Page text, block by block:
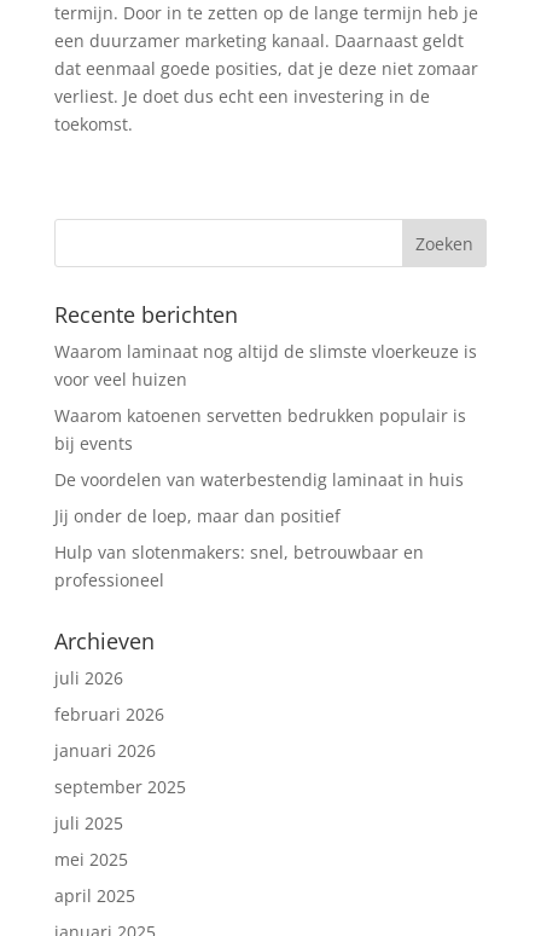
termijn. Door in te zetten op de lange termijn heb je
een duurzamer marketing kanaal. Daarnaast geldt
dat eenmaal goede posities, dat je deze niet zomaar
verliest. Je doet dus echt een investering in de
toekomst.
Recente berichten
Waarom laminaat nog altijd de slimste vloerkeuze is
voor veel huizen
Waarom katoenen servetten bedrukken populair is
bij events
De voordelen van waterbestendig laminaat in huis
Jij onder de loep, maar dan positief
Hulp van slotenmakers: snel, betrouwbaar en
professioneel
Archieven
juli 2026
februari 2026
januari 2026
september 2025
juli 2025
mei 2025
april 2025